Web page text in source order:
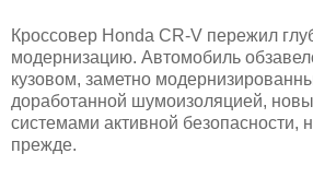
Кроссовер Honda CR-V пережил
модернизацию. Автомобиль
кузовом, заметно
доработанной шумоизоляцией,
системами активной безопасности,
прежде.